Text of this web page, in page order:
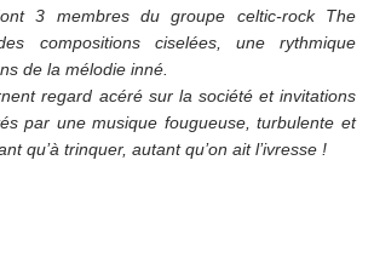
3 membres du groupe celtic-rock The
compositions ciselées, une rythmique
de la mélodie inné.
regard acéré sur la société et invitations
par une musique fougueuse, turbulente et
qu’à trinquer, autant qu’on ait l’ivresse !